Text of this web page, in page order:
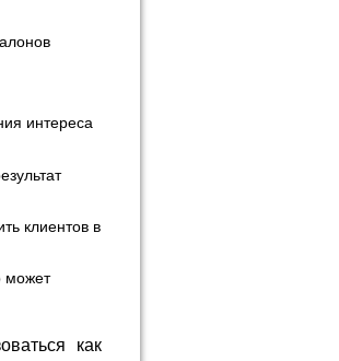
интереса
клиентов в
может
как